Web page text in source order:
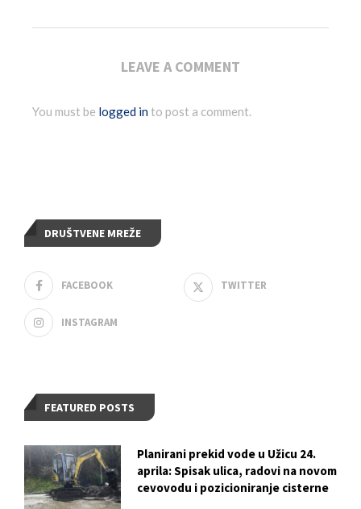
LEAVE A COMMENT
You must be logged into post a comment.
DRUŠTVENE MREŽE
FACEBOOK TWITTER
INSTAGRAM
FEATURED POSTS
Planirani prekid vode u Užicu 24.
aprila: Spisak ulica, radovi na novom
cevovodu i pozicioniranje cisterne